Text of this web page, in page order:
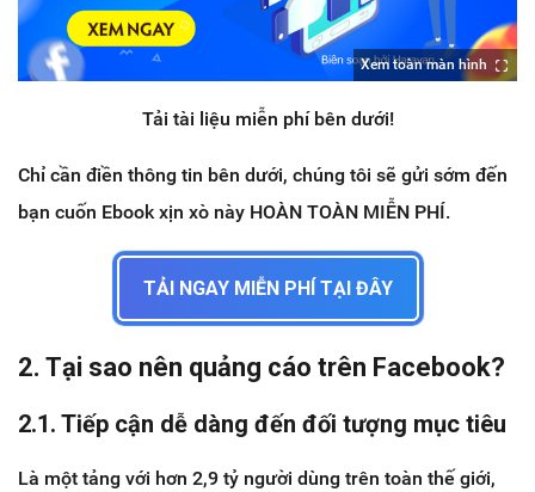
Xem toàn màn hình
Tải tài liệu miễn phí bên dưới!
Chỉ cần điền thông tin bên dưới, chúng tôi sẽ gửi sớm đến
bạn cuốn Ebook xịn xò này HOÀN TOÀN MIỄN PHÍ.
TẢI NGAY MIỄN PHÍ TẠI ĐÂY
2. Tại sao nên quảng cáo trên Facebook?
2.1. Tiếp cận dễ dàng đến đối tượng mục tiêu
Là một tảng với hơn 2,9 tỷ người dùng trên toàn thế giới,